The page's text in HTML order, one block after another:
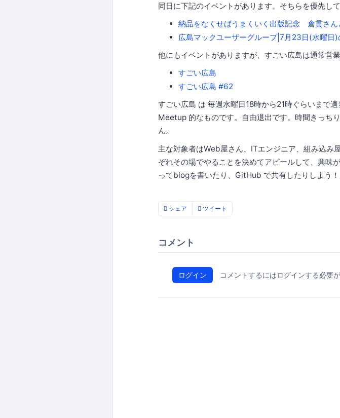
同日に下記のイベントがあります。そちらを優先して
納品をなくせばうまくいく出版記念 倉貫さん
広島マックユーザーグループ|7月23日(水曜日
他にもイベントがありますが、すごい広島は通常営業
すごい広島
すごい広島 #62
すごい広島 は 毎週水曜日18時から21時ぐらいまで
Meetup 的なものです。自由退出です。時間きっち
ん。
主な対象者はWeb屋さん、ITエンジニア、組み込み
ぞれその場でやることを決めてアピールして、興味
ってblogを書いたり、GitHub で共有したりしよう！
シェア ツイート
コメント
ログイン コメントするにはログインする必要が